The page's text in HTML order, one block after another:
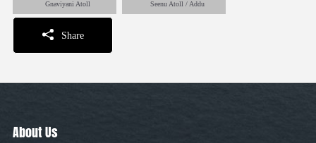
Gnaviyani Atoll Seenu Atoll / Addu
Share
About Us